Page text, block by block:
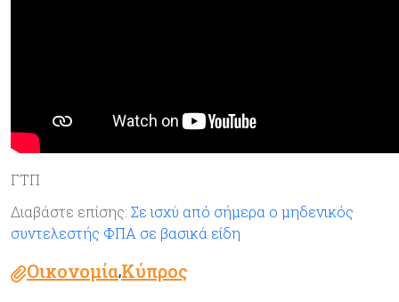
ΓΤΠ
Διαβάστε επίσης: Σε ισχύ από σήμερα ο μηδενικός
συντελεστής ΦΠΑ σε βασικά είδη
Οικονομία,Κύπρος